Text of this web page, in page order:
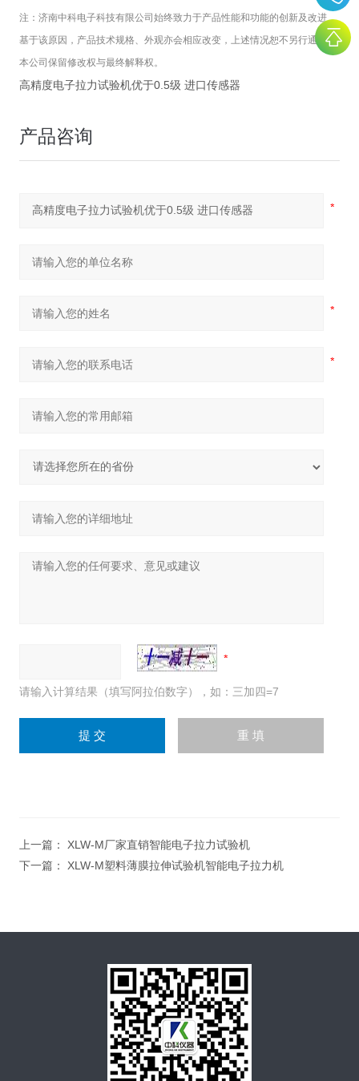
注： 济南中科电子科技有限公司 始终致力于产品性能和功能的创新及改进，
基于该原因，产品技术规格、外观亦会相应改变，上述情况恕不另行通知。
本公司保留修改权与最终解释权。
高精度电子拉力试验机优于0.5级 进口传感器
产品咨询
请输入计算结果（填写阿拉伯数字），如：三加四=7
上一篇： XLW-M厂家直销智能电子拉力试验机
下一篇： XLW-M塑料薄膜拉伸试验机智能电子拉力机